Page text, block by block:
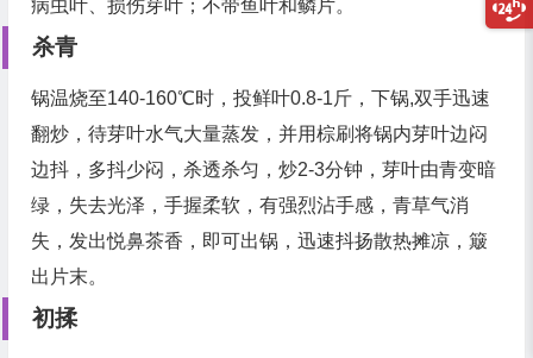
病虫叶、损伤芽叶；不带鱼叶和鳞片。
杀青
锅温烧至140-160℃时，投鲜叶0.8-1斤，下锅,双手迅速
翻炒，待芽叶水气大量蒸发，并用棕刷将锅内芽叶边闷
边抖，多抖少闷，杀透杀匀，炒2-3分钟，芽叶由青变暗
绿，失去光泽，手握柔软，有强烈沾手感，青草气消
失，发出悦鼻茶香，即可出锅，迅速抖扬散热摊凉，簸
出片末。
初揉